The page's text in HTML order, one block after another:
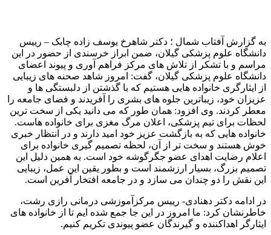
به گزارش آفتاب شمال ؛ دکتر شاهرخ یوسف زاده چابک – رییس
دانشگاه علوم پزشکی گیلان، ضمن ابراز خرسندی از حضور در این
مراسم و با تشکر از تلاش های مرکز فراهم آوری و پیوند اعضای
دانشگاه علوم پزشکی گیلان، گفت: امروز شاهد صحنه های زیبایی
از ایثارگری خانواده هایی هستیم که با گذشتن از دلبستگی ها و
عزیزان خود، زیباترین جلوه های بشری را آفریدند و فضای جامعه را
معطر کردند. وی افزود: همان طور که می دانید یکی از سخت ترین
لحظات برای تیم پزشکی، اعلان مرگ مغزی برای خانواده هاست.
خانواده هایی که به بازگشت عزیز خود امید دارند و در انتظار خبری
خوش هستند و سخت تر از آن، لحظه تصمیم گیری خانواده برای
اعلام رضایت اهدای عضو جگرگوشه خود است. به همین دلیل این
تصمیم بزرگ، بسیار ارزشمند است و بطور یقین این عمل، زیبایی
این نقش را دو چندان می سازد و در جامعه افتخار آفرین است.
در ادامه دکتر دهنادی- رییس مرکزآموزشی درمانی رازی رشت،
خاطرنشان کرد: ما امروز در این جا جمع شده ایم تا از خانواده های
ایثارگر اهداکننده و گیرندگان عضو پیوندی تکریم کنیم.